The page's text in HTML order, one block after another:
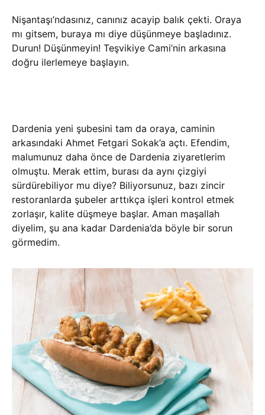
Nişantaşı’ndasınız, canınız acayip balık çekti. Oraya
mı gitsem, buraya mı diye düşünmeye başladınız.
Durun! Düşünmeyin! Teşvikiye Cami’nin arkasına
doğru ilerlemeye başlayın.
Dardenia yeni şubesini tam da oraya, caminin
arkasındaki Ahmet Fetgari Sokak’a açtı. Efendim,
malumunuz daha önce de Dardenia ziyaretlerim
olmuştu. Merak ettim, burası da aynı çizgiyi
sürdürebiliyor mu diye? Biliyorsunuz, bazı zincir
restoranlarda şubeler arttıkça işleri kontrol etmek
zorlaşır, kalite düşmeye başlar. Aman maşallah
diyelim, şu ana kadar Dardenia’da böyle bir sorun
görmedim.